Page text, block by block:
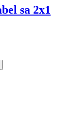
sa 2x1